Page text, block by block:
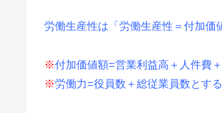
労働生産性は「労働生産性＝付加価
※付加価値額=営業利益高＋人件費
※労働力=役員数＋総従業員数とする